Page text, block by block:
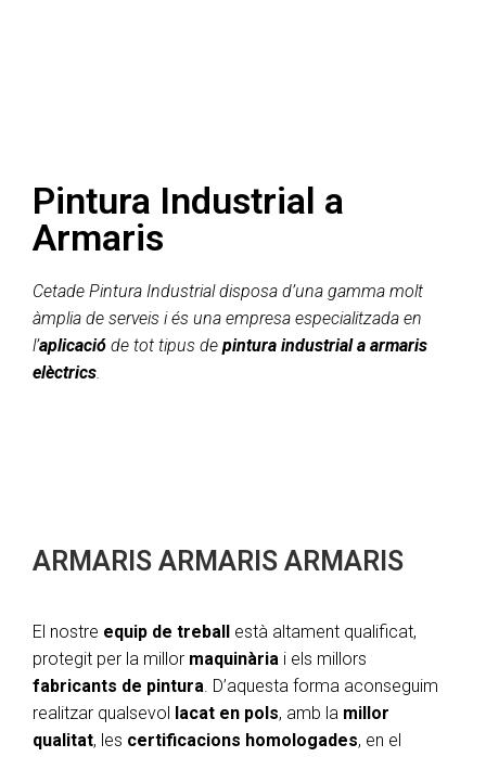
Pintura Industrial a
Armaris
Cetade Pintura Industrial disposa d’una gamma molt
àmplia de serveis i és una empresa especialitzada en
l’aplicació de tot tipus de pintura industrial a armaris
elèctrics.
ARMARIS ARMARIS ARMARIS
El nostre equip de treball està altament qualificat,
protegit per la millor maquinària i els millors
fabricants de pintura. D’aquesta forma aconseguim
realitzar qualsevol lacat en pols, amb la millor
qualitat, les certificacions homologades, en el